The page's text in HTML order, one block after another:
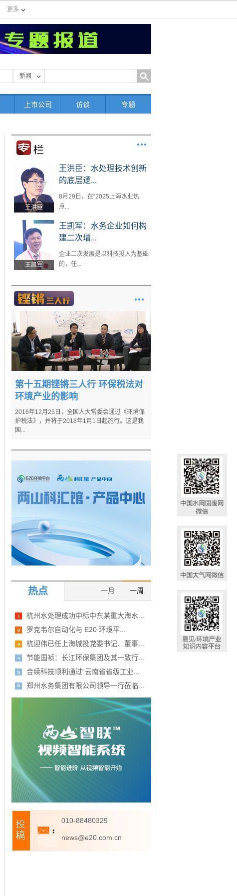
更多
新闻
上市公司 访谈 专题
王洪臣
王洪臣：水处理技术创新
的底层逻...
8月29日，在“2025上海水业热
点...
王凯军
王凯军：水务企业如何构
建二次增...
企业二次发展是以科技投入为基础
的，任...
第十五期铿锵三人行 环保税法对
环境产业的影响
2016年12月25日，全国人大常委会通过《环境保
护税法》，并将于2018年1月1日起施行。这是我
国...
热点 一周
一月
杭州水处理成功中标中东某重大海水...
罗克韦尔自动化与 E20 环境平...
杭迎伟已任上海城投党委书记、董事...
节能国祯：长江环保集团及其一致行...
合续科技顺利通过“云南省省级工业...
郑州水务集团有限公司领导一行莅临...
010-88480329
news@e20.com.cn